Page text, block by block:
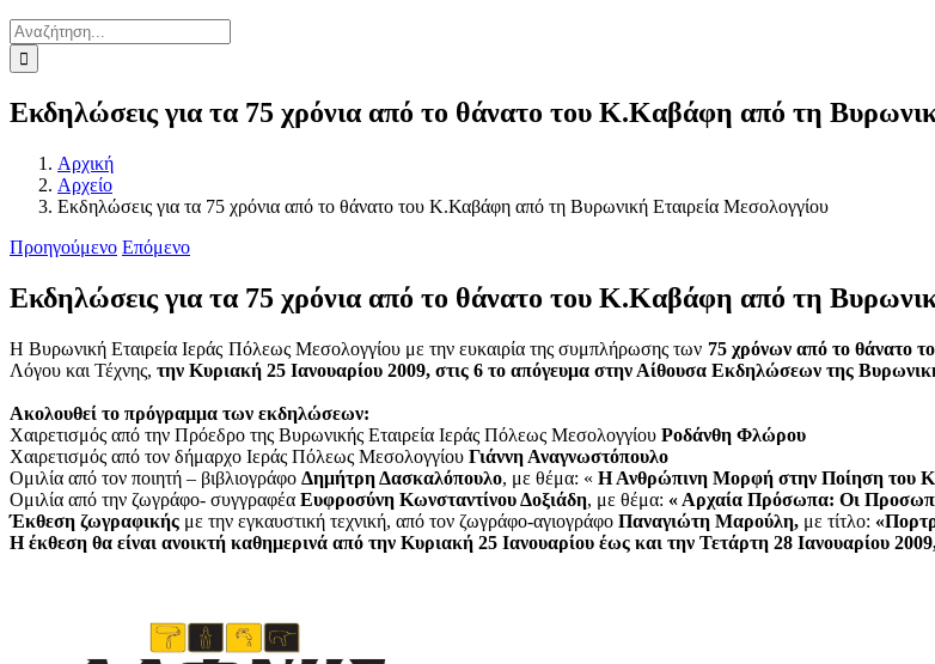
Αναζήτηση
για:
Εκδηλώσεις για τα 75 χρόνια από το θάνατο του Κ.Καβάφη από τη
Αρχική
Αρχείο
Εκδηλώσεις για τα 75 χρόνια από το θάνατο του Κ.Καβάφη από τη Βυρωνική Εταιρεία Μεσολογγίου
Προηγούμενο Επόμενο
Εκδηλώσεις για τα 75 χρόνια από το θάνατο του Κ.Καβάφη από τη
Η Βυρωνική Εταιρεία Ιεράς Πόλεως Μεσολογγίου με την ευκαιρία της συμπλήρωσης των 75 χρόνων από το θάνατο
Λόγου και Τέχνης, την Κυριακή 25 Ιανουαρίου 2009, στις 6 το απόγευμα στην Αίθουσα Εκδηλώσεων της
Ακολουθεί το πρόγραμμα των εκδηλώσεων:
Χαιρετισμός από την Πρόεδρο της Βυρωνικής Εταιρεία Ιεράς Πόλεως Μεσολογγίου Ροδάνθη Φλώρου
Χαιρετισμός από τον δήμαρχο Ιεράς Πόλεως Μεσολογγίου Γιάννη Αναγνωστόπουλο
Ομιλία από τον ποιητή – βιβλιογράφο Δημήτρη Δασκαλόπουλο, με θέμα: « Η Ανθρώπινη Μορφή στην Ποίηση του
Ομιλία από την ζωγράφο- συγγραφέα Ευφροσύνη Κωνσταντίνου Δοξιάδη, με θέμα: « Αρχαία Πρόσωπα: Οι
Έκθεση ζωγραφικής με την εγκαυστική τεχνική, από τον ζωγράφο-αγιογράφο Παναγιώτη Μαρούλη, με τίτλο:
Η έκθεση θα είναι ανοικτή καθημερινά από την Κυριακή 25 Ιανουαρίου έως και την Τετάρτη 28 Ιανουαρίου